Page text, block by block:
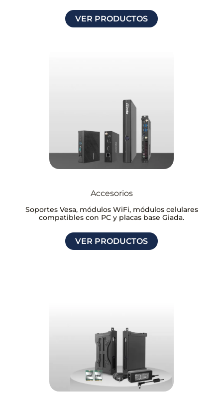
VER PRODUCTOS
Accesorios
Soportes Vesa, módulos WiFi, módulos celulares
compatibles con PC y placas base Giada.
VER PRODUCTOS